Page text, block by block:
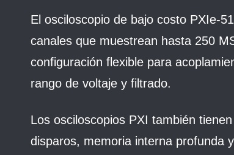
El osciloscopio de bajo costo
canales que muestrean hasta 250
configuración flexible para
rango de voltaje y filtrado.
Los osciloscopios PXI también
disparos, memoria interna profunda